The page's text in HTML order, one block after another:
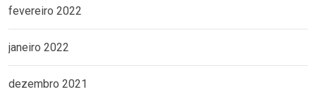
fevereiro 2022
janeiro 2022
dezembro 2021